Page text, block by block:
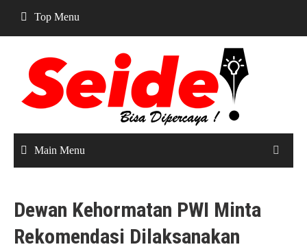
content
Top Menu
Main Menu
Dewan Kehormatan PWI Minta
Rekomendasi Dilaksanakan